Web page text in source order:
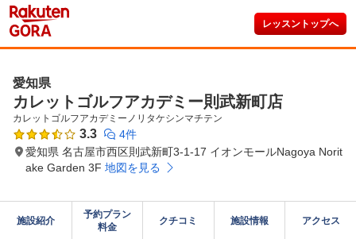
レッスントップへ
愛知県
カレットゴルフアカデミー則武新町店
カレットゴルフアカデミーノリタケシンマチテン
3.3
4件
愛知県 名古屋市西区則武新町3-1-17 イオンモールNagoya Norit
ake Garden 3F 地図を見る
施設紹介
予約プラン
料金
クチコミ 施設情報 アクセス